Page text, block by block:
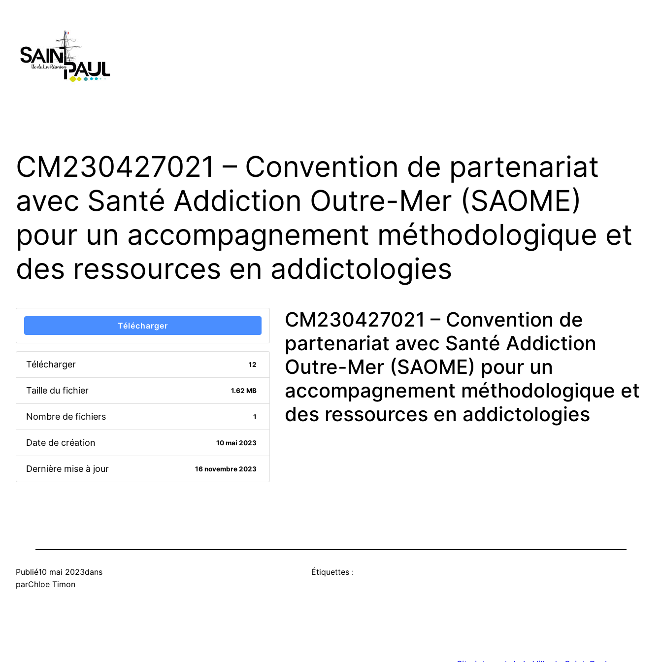
CM230427021 – Convention de partenariat
avec Santé Addiction Outre-Mer (SAOME)
pour un accompagnement méthodologique et
des ressources en addictologies
Télécharger
Télécharger 12
Taille du fichier 1.62 MB
Nombre de fichiers 1
Date de création 10 mai 2023
Dernière mise à jour 16 novembre 2023
CM230427021 – Convention de
partenariat avec Santé Addiction
Outre-Mer (SAOME) pour un
accompagnement méthodologique et
des ressources en addictologies
Publié10 mai 2023dans
parChloe Timon
Étiquettes :